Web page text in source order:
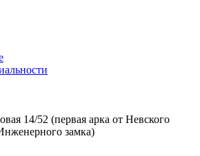
14/52 (первая арка от Невского
замка)